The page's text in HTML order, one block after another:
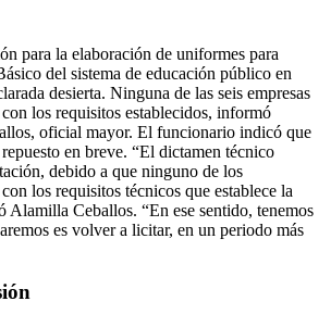
para la elaboración de uniformes para
del sistema de educación público en
desierta. Ninguna de las seis empresas
los requisitos establecidos, informó
oficial mayor. El funcionario indicó que
en breve. “El dictamen técnico
debido a que ninguno de los
los requisitos técnicos que establece la
Alamilla Ceballos. “En ese sentido, tenemos
es volver a licitar, en un periodo más